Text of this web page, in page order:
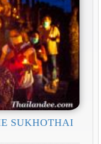
SUKHOTHAI